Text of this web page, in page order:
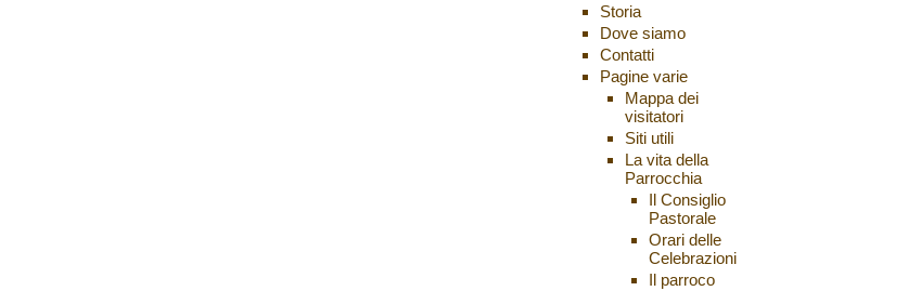
Storia
Dove siamo
Contatti
Pagine varie
Mappa dei
visitatori
Siti utili
La vita della
Parrocchia
Il Consiglio
Pastorale
Orari delle
Celebrazioni
Il parroco